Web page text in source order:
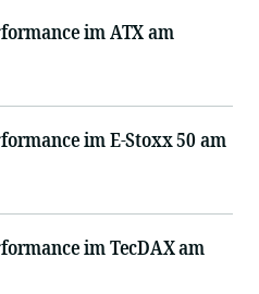
im ATX am
im E-Stoxx 50 am
im TecDAX am